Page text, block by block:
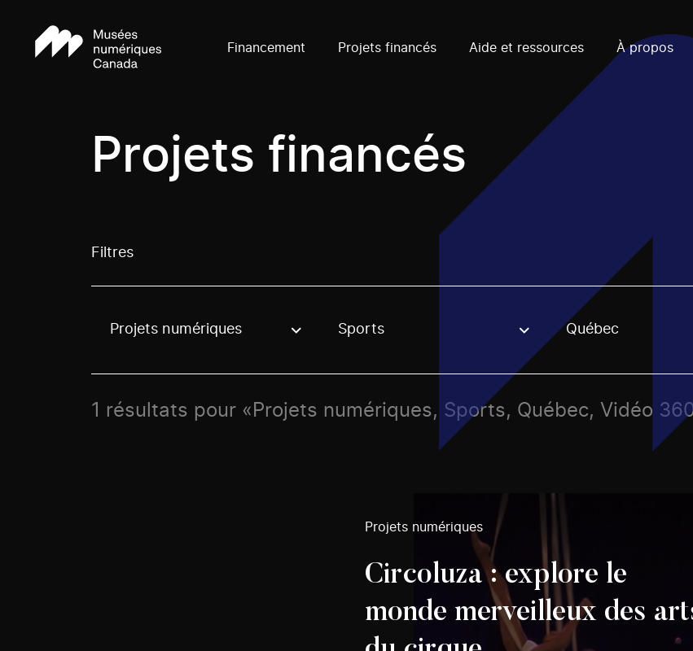
Financement Projets financés Aide et ressources À propos
Projets financés
Filtres
Use these options to filter projects by topic, stream or regon. The filter will be applied when
Projets numériques Sports Québec
1 résultats pour «Projets numériques, Sports, Québec, Vidéo
Projets numériques
Circoluza : explore le
monde merveilleux des